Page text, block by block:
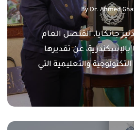
By Dr. Ahmed
جانكايا، القنصل العام
بالإسكندرية، عن تقديرها